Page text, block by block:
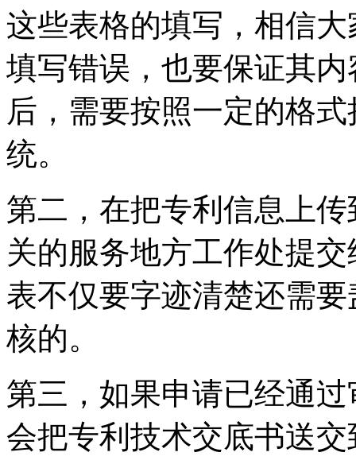
这些表格的填写，相信
填写错误，也要保证其
后，需要按照一定的格
统。
第二，在把专利信息上
关的服务地方工作处提
表不仅要字迹清楚还需
核的。
第三，如果申请已经通
会把专利技术交底书送